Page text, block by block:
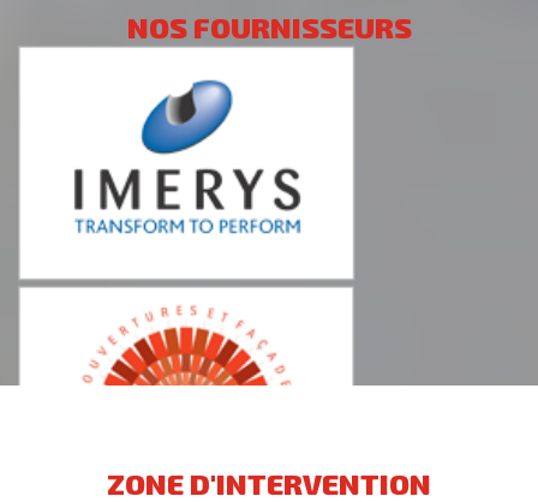
NOS FOURNISSEURS
ZONE D'INTERVENTION